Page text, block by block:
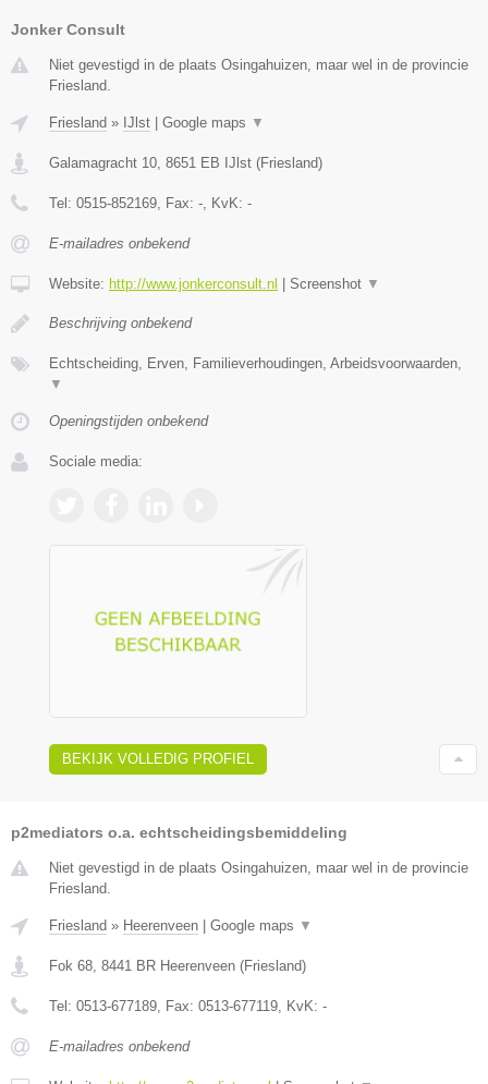
Jonker Consult
Niet gevestigd in de plaats Osingahuizen, maar wel in de provincie
Friesland.
Friesland » IJlst Google maps ▼
Galamagracht 10 8651 EB IJlst (Friesland)
Tel: 0515-852169 , Fax: - , KvK: -
E-mailadres onbekend
Website: http://www.jonkerconsult.nl Screenshot ▼
Beschrijving onbekend
Echtscheiding, Erven, Familieverhoudingen, Arbeidsvoorwaarden,
▼
Openingstijden onbekend
Sociale media:
BEKIJK VOLLEDIG PROFIEL
p2mediators o.a. echtscheidingsbemiddeling
Niet gevestigd in de plaats Osingahuizen, maar wel in de provincie
Friesland.
Friesland » Heerenveen | Google maps ▼
Fok 68 8441 BR Heerenveen (Friesland)
Tel: 0513-677189 , Fax: 0513-677119 , KvK: -
E-mailadres onbekend